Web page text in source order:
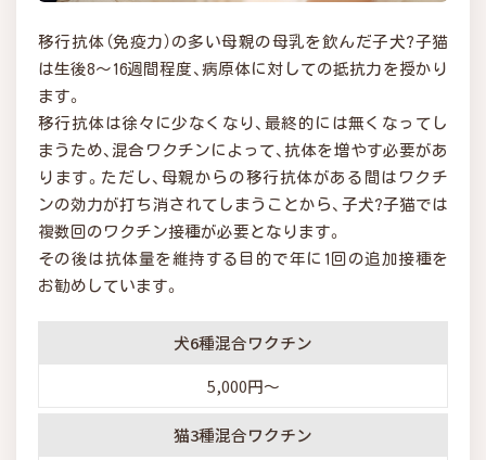
移行抗体（免疫力）の多い母親の母乳を飲んだ子犬?子猫
は生後8～16週間程度、病原体に対しての抵抗力を授かり
ます。
移行抗体は徐々に少なくなり、最終的には無くなってし
まうため、混合ワクチンによって、抗体を増やす必要があ
ります。ただし、母親からの移行抗体がある間はワクチ
ンの効力が打ち消されてしまうことから、子犬?子猫では
複数回のワクチン接種が必要となります。
その後は抗体量を維持する目的で年に1回の追加接種を
お勧めしています。
犬6種混合ワクチン
5,000円～
猫3種混合ワクチン